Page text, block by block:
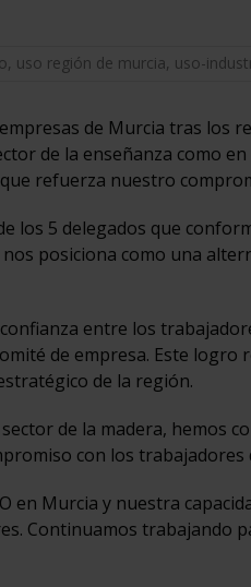
, uso región de murcia, uso-
de Murcia tras los
de la enseñanza como
refuerza nuestro
los 5 delegados que
posiciona como una
entre los
de empresa. Este
de la región.
de la madera, hemos
con los trabajadores
en Murcia y nuestra
Continuamos trabajando